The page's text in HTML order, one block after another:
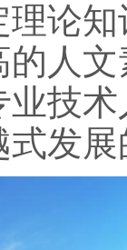
理论
的人
业技术
式发